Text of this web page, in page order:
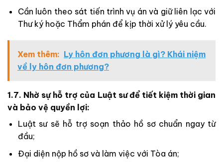
Cần luôn theo sát tiến trình vụ án và giữ liên lạc với
Thư ký hoặc Thẩm phán để kịp thời xử lý yêu cầu.
Xem thêm: Ly hôn đơn phương là gì? Khái niệm
về ly hôn đơn phương?
1.7. Nhờ sự hỗ trợ của Luật sư để tiết kiệm thời gian
và bảo vệ quyền lợi:
Luật sư sẽ hỗ trợ soạn thảo hồ sơ chuẩn ngay từ
đầu;
Đại diện nộp hồ sơ và làm việc với Tòa án;